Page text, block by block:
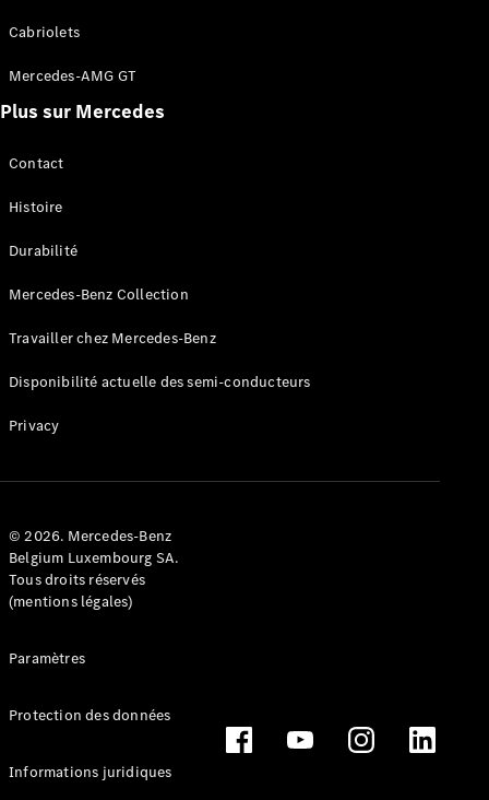
Cabriolets
Mercedes-AMG GT
Plus sur Mercedes
Contact
Histoire
Durabilité
Mercedes-Benz Collection
Travailler chez Mercedes-Benz
Disponibilité actuelle des semi-conducteurs
Privacy
© 2026. Mercedes-Benz
Belgium Luxembourg SA.
Tous droits réservés
(mentions légales)
Paramètres
Protection des données
Informations juridiques